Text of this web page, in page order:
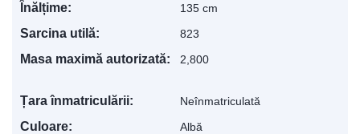
Înălțime: 135 cm
Sarcina utilă: 823
Masa maximă autorizată: 2,800
Țara înmatriculării: Neînmatriculată
Culoare: Albă